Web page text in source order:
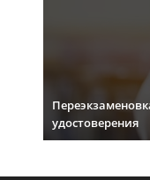
удостоверения